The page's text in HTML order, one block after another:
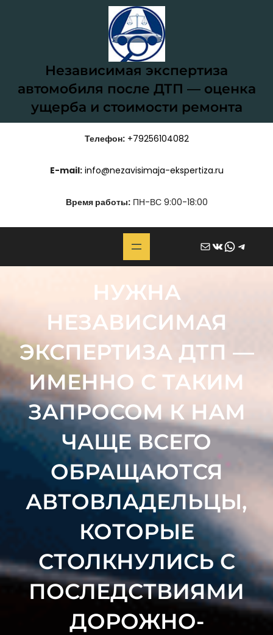
Независимая экспертиза
автомобиля после ДТП — оценка
ущерба и стоимости ремонта
Телефон: +79256104082
E-mail: info@nezavisimaja-ekspertiza.ru
Время работы:ПН-ВС 9:00-18:00
Почта ВКонтакте WhatsApp Telegram
НУЖНА
НЕЗАВИСИМАЯ
ЭКСПЕРТИЗА ДТП —
ИМЕННО С ТАКИМ
ЗАПРОСОМ К НАМ
ЧАЩЕ ВСЕГО
ОБРАЩАЮТСЯ
АВТОВЛАДЕЛЬЦЫ,
КОТОРЫЕ
СТОЛКНУЛИСЬ С
ПОСЛЕДСТВИЯМИ
ДОРОЖНО-